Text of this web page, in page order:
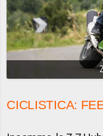
CICLISTICA: